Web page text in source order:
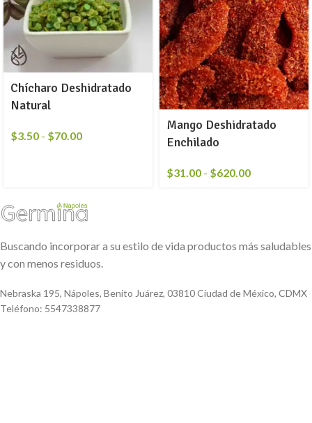
Chícharo Deshidratado
Natural
$3.50 - $70.00
Mango Deshidratado
Enchilado
$31.00 - $620.00
Buscando incorporar a su estilo de vida productos más saludables
y con menos residuos.
Nebraska 195, Nápoles, Benito Juárez, 03810 Ciudad de México, CDMX
Teléfono: 5547338877